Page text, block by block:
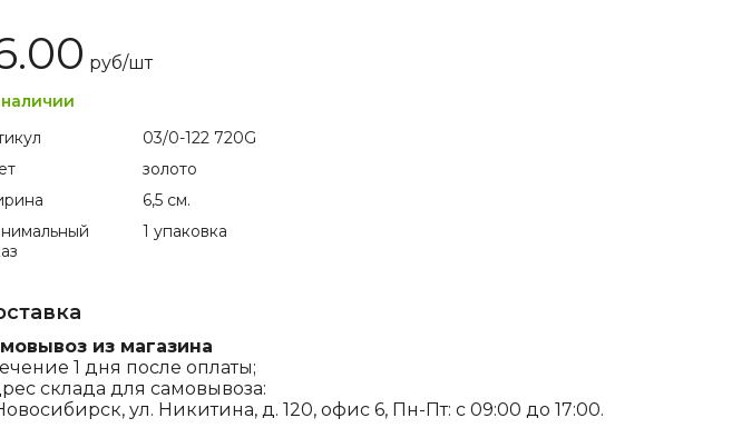
руб/шт
03/0-122 720G
золото
6,5 см.
1 упаковка
из магазина
1 дня после оплаты;
склада для самовывоза:
ул. Никитина, д. 120, офис 6, Пн-Пт: с 09:00 до 17:00.